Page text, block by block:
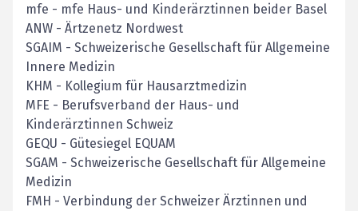
mfe - mfe Haus- und Kinderärztinnen beider Basel
ANW - Ärtzenetz Nordwest
SGAIM - Schweizerische Gesellschaft für Allgemeine
Innere Medizin
KHM - Kollegium für Hausarztmedizin
MFE - Berufsverband der Haus- und
Kinderärztinnen Schweiz
GEQU - Gütesiegel EQUAM
SGAM - Schweizerische Gesellschaft für Allgemeine
Medizin
FMH - Verbindung der Schweizer Ärztinnen und